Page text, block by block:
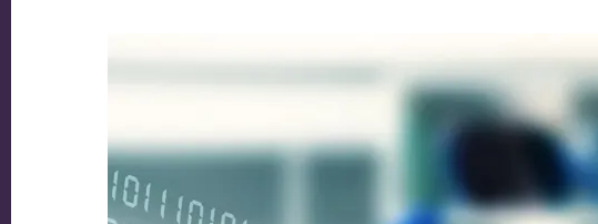
Digitalisering
Arbejdsmarkedet Uddannelse